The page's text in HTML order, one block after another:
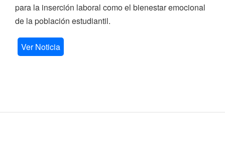
para la inserción laboral como el bienestar emocional
de la población estudiantil.
Ver Noticia